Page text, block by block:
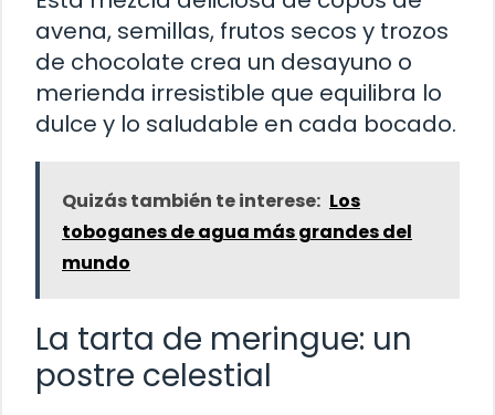
avena, semillas, frutos secos y trozos
de chocolate crea un desayuno o
merienda irresistible que equilibra lo
dulce y lo saludable en cada bocado.
Quizás también te interese: Los
toboganes de agua más grandes del
mundo
La tarta de meringue: un
postre celestial